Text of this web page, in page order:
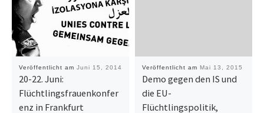
Veröffentlicht am Juni 15, 2014
20-22. Juni:
Flüchtlingsfrauenkonfer
enz in Frankfurt
Veröffentlicht am Mai 13, 2015
Demo gegen den IS und
die EU-
Flüchtlingspolitik,